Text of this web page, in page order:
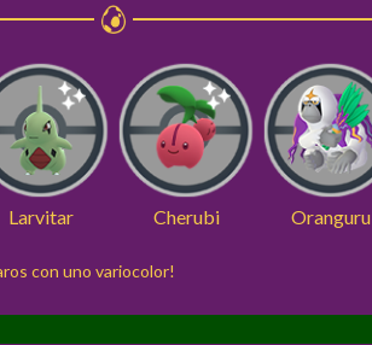
Larvitar Cherubi Oranguru
con uno variocolor!